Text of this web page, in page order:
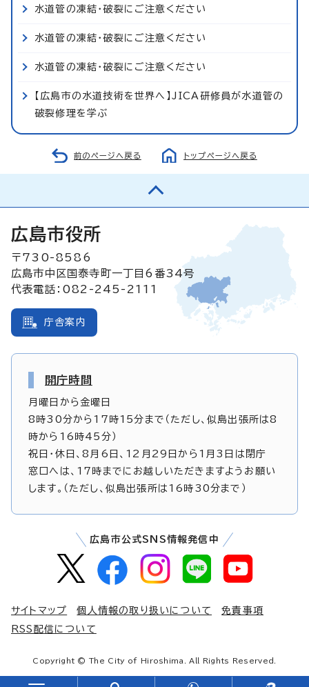
水道管の凍結・破裂にご注意ください
水道管の凍結・破裂にご注意ください
水道管の凍結・破裂にご注意ください
【広島市の水道技術を世界へ】JICA研修員が水道管の
破裂修理を学ぶ
前のページへ戻る トップページへ戻る
広島市役所
〒730-8586
広島市中区国泰寺町一丁目6番34号
代表電話：082-245-2111
庁舎案内
開庁時間
月曜日から金曜日
8時30分から17時15分まで（ただし、似島出張所は8
時から16時45分）
祝日・休日、8月6日、12月29日から1月3日は閉庁
窓口へは、17時までにお越しいただきますようお願い
します。（ただし、似島出張所は16時30分まで）
広島市公式SNS情報発信中
サイトマップ 個人情報の取り扱いについて
免責事項
RSS配信について
Copyright © The City of Hiroshima. All Rights Reserved.